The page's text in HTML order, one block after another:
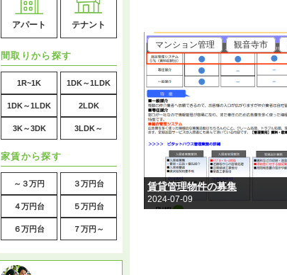
マンション管理 観音寺市
賃貸管理物件の募集
2024-07-09
アパート テナント
間取りから探す
1R~1K 1DK～1LDK
1DK～1LDK 2LDK
3K～3DK 3LDK～
家賃から探す
～３万円 ３万円台
４万円台 ５万円台
６万円台 ７万円～